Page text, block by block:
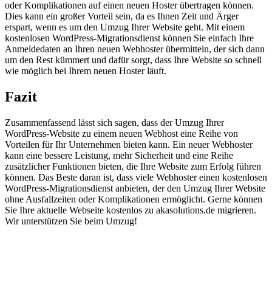
oder Komplikationen auf einen neuen Hoster übertragen können.
Dies kann ein großer Vorteil sein, da es Ihnen Zeit und Ärger
erspart, wenn es um den Umzug Ihrer Website geht. Mit einem
kostenlosen WordPress-Migrationsdienst können Sie einfach Ihre
Anmeldedaten an Ihren neuen Webhoster übermitteln, der sich dann
um den Rest kümmert und dafür sorgt, dass Ihre Website so schnell
wie möglich bei Ihrem neuen Hoster läuft.
Fazit
Zusammenfassend lässt sich sagen, dass der Umzug Ihrer
WordPress-Website zu einem neuen Webhost eine Reihe von
Vorteilen für Ihr Unternehmen bieten kann. Ein neuer Webhoster
kann eine bessere Leistung, mehr Sicherheit und eine Reihe
zusätzlicher Funktionen bieten, die Ihre Website zum Erfolg führen
können. Das Beste daran ist, dass viele Webhoster einen kostenlosen
WordPress-Migrationsdienst anbieten, der den Umzug Ihrer Website
ohne Ausfallzeiten oder Komplikationen ermöglicht. Gerne können
Sie Ihre aktuelle Webseite kostenlos zu akasolutions.de migrieren.
Wir unterstützen Sie beim Umzug!